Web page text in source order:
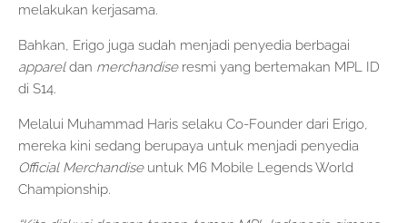
melakukan kerjasama.
Bahkan, Erigo juga sudah menjadi penyedia berbagai
appareldan merchandise resmi yang bertemakan MPL ID
di S14.
Melalui Muhammad Haris selaku Co-Founder dari Erigo,
mereka kini sedang berupaya untuk menjadi penyedia
Official Merchandiseuntuk M6 Mobile Legends World
Championship.